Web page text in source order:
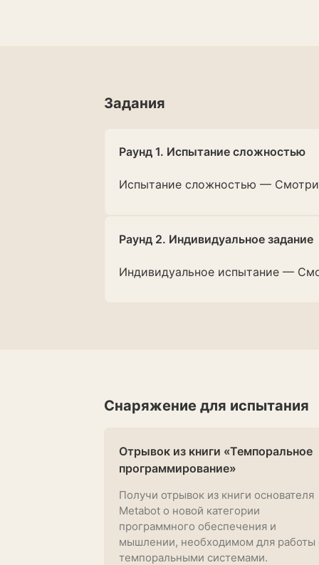
Задания
Раунд 1. Испытание сложностью
Испытание сложностью —
Раунд 2. Индивидуальное задание
Индивидуальное испытание —
Снаряжение для испытания
Отрывок из книги «Темпоральное
программирование»
Получи отрывок из книги основателя
Metabot о новой категории
программного обеспечения и
мышлении, необходимом для работы
темпоральными системами.